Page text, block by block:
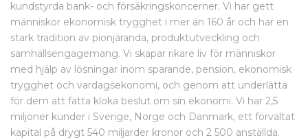
kundstyrda bank- och försäkringskoncerner. Vi har gett
människor ekonomisk trygghet i mer än 160 år och har en
stark tradition av pionjäranda, produktutveckling och
samhällsengagemang. Vi skapar rikare liv för människor
med hjälp av lösningar inom sparande, pension, ekonomisk
trygghet och vardagsekonomi, och genom att underlätta
för dem att fatta kloka beslut om sin ekonomi. Vi har 2,5
miljoner kunder i Sverige, Norge och Danmark, ett förvaltat
kapital på drygt 540 miljarder kronor och 2 500 anställda.